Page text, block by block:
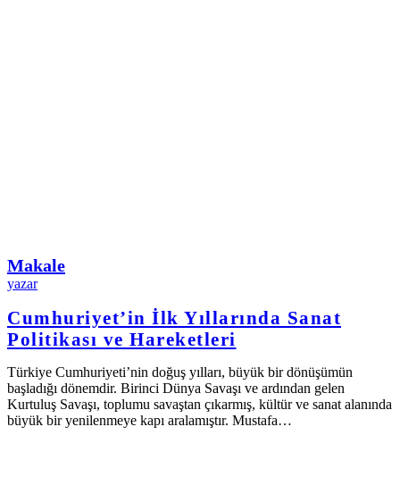
Makale
yazar
Cumhuriyet’in İlk Yıllarında Sanat
Politikası ve Hareketleri
Türkiye Cumhuriyeti’nin doğuş yılları, büyük bir dönüşümün
başladığı dönemdir. Birinci Dünya Savaşı ve ardından gelen
Kurtuluş Savaşı, toplumu savaştan çıkarmış, kültür ve sanat alanında
büyük bir yenilenmeye kapı aralamıştır. Mustafa…